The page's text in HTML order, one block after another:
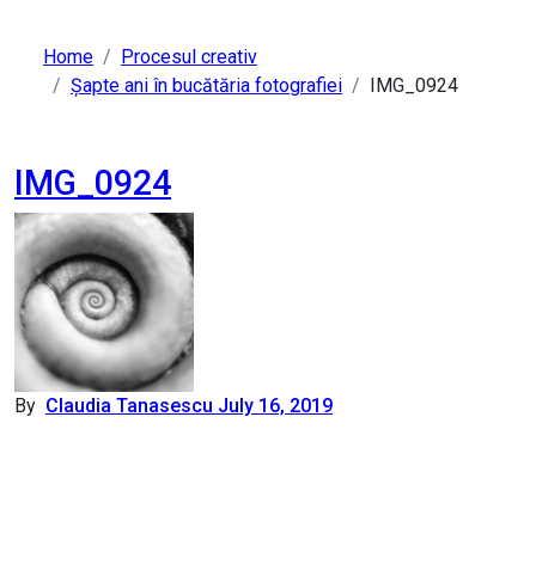
Home
Procesul creativ
Șapte ani în bucătăria fotografiei
IMG_0924
IMG_0924
By Claudia Tanasescu July 16, 2019